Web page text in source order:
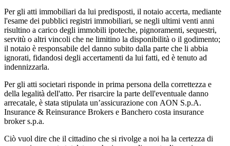
Per gli atti immobiliari da lui predisposti, il notaio accerta, mediante
l'esame dei pubblici registri immobiliari, se negli ultimi venti anni
risultino a carico degli immobili ipoteche, pignoramenti, sequestri,
servitù o altri vincoli che ne limitino la disponibilità o il godimento;
il notaio è responsabile del danno subito dalla parte che li abbia
ignorati, fidandosi degli accertamenti da lui fatti, ed è tenuto ad
indennizzarla.
Per gli atti societari risponde in prima persona della correttezza e
della legalità dell'atto. Per risarcire la parte dell'eventuale danno
arrecatale, è stata stipulata un’assicurazione con AON S.p.A.
Insurance & Reinsurance Brokers e Banchero costa insurance
broker s.p.a.
Ciò vuol dire che il cittadino che si rivolge a noi ha la certezza di